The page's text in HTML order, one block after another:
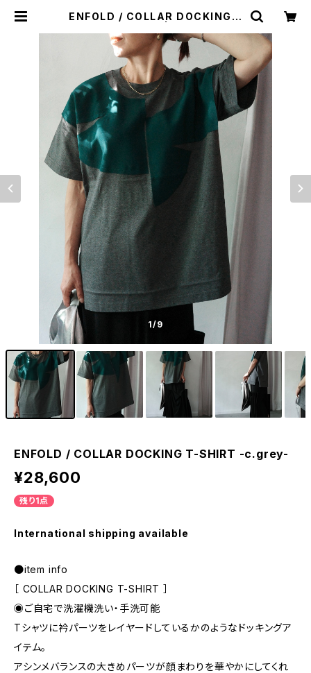
ENFOLD / COLLAR DOCKING T
UGE
1/9
ENFOLD / COLLAR DOCKING T-SHIRT -c.grey-
¥28,600
残り1点
International shipping available
●item info
［ COLLAR DOCKING T-SHIRT ］
◉ご自宅で洗濯機洗い・手洗可能
Tシャツに衿パーツをレイヤードしているかのようなドッキングア
イテム。
アシンメバランスの大きめパーツが顔まわりを華やかにしてくれ